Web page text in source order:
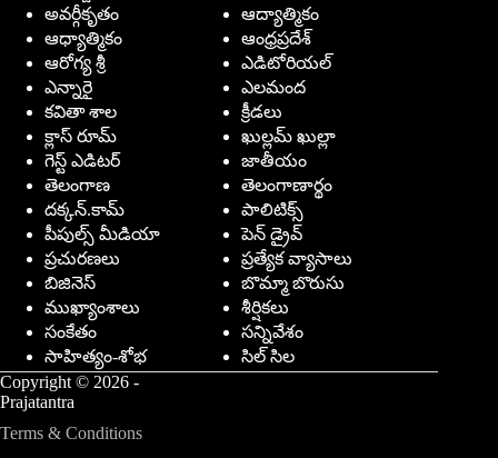
అవర్గీకృతం
ఆద్యాత్మికం
ఆధ్యాత్మికం
ఆంధ్రప్రదేశ్
ఆరోగ్య శ్రీ
ఎడిటోరియల్
ఎన్నారై
ఎలమంద
కవితా శాల
క్రీడలు
క్లాస్ రూమ్
ఖుల్లమ్ ఖుల్లా
గెస్ట్ ఎడిటర్
జాతీయం
తెలంగాణ
తెలంగాణార్థం
దక్కన్.కామ్
పాలిటిక్స్
పీపుల్స్ ‌మీడియా
పెన్ డ్రైవ్
ప్రచురణలు
ప్రత్యేక వ్యాసాలు
బిజినెస్
బొమ్మా బొరుసు
ముఖ్యాంశాలు
శీర్షికలు
సంకేతం
సన్నివేశం
సాహిత్యం-శోభ
సిల్ సిల
Copyright © 2026 -
Prajatantra
Terms & Conditions